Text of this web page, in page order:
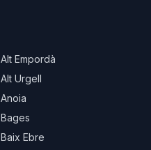
Alt Empordà
Alt Urgell
Anoia
Bages
Baix Ebre